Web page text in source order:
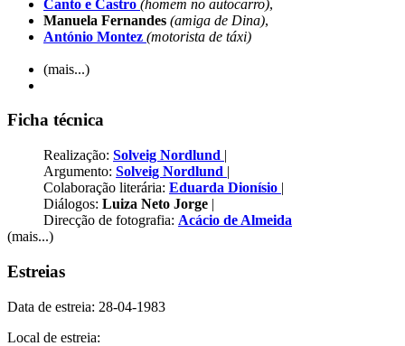
Canto e Castro (homem no autocarro),
Manuela Fernandes (amiga de Dina),
António Montez (motorista de táxi)
(mais...)
Ficha técnica
Realização: Solveig Nordlund |
Argumento: Solveig Nordlund |
Colaboração literária: Eduarda Dionísio |
Diálogos: Luiza Neto Jorge |
Direcção de fotografia: Acácio de Almeida
(mais...)
Estreias
Data de estreia: 28-04-1983
Local de estreia: